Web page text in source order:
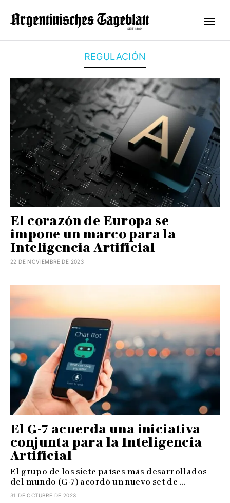
REGULACIÓN
El corazón de Europa se
impone un marco para la
Inteligencia Artificial
22 DE NOVIEMBRE DE 2023
El G-7 acuerda una iniciativa
conjunta para la Inteligencia
Artificial
El grupo de los siete países más desarrollados
del mundo (G-7) acordó un nuevo set de ...
31 DE OCTUBRE DE 2023